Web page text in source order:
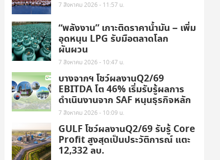
7 สิงหาคม 2026 - 11:57 น.
“พลังงาน” เกาะติดราคาน้ำมัน – เพิ่ม
อุดหนุน LPG รับมือตลาดโลก
ผันผวน
7 สิงหาคม 2026 - 10:47 น.
บางจากฯ โชว์ผลงานQ2/69
EBITDA โต 46% เริ่มรับรู้ผลการ
ดำเนินงานจาก SAF หนุนธุรกิจหลัก
7 สิงหาคม 2026 - 10:09 น.
GULF โชว์ผลงานQ2/69 รับรู้ Core
Profit สูงสุดเป็นประวัติการณ์ แตะ
12,332 ลบ.